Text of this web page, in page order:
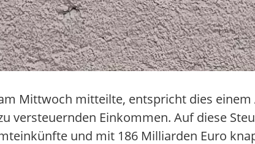
Mittwoch mitteilte, entspricht dies einem
versteuernden Einkommen. Auf diese
und mit 186 Milliarden Euro